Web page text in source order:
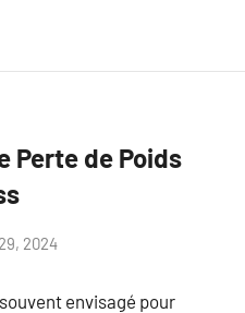
Perte de Poids
2024
envisagé pour